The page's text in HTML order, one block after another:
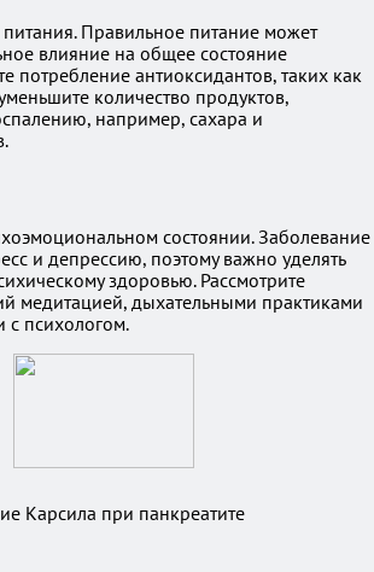
Правильное питание может
влияние на общее состояние
потребление антиоксидантов, таких как
количество продуктов,
например, сахара и
состоянии. Заболевание
и депрессию, поэтому важно уделять
здоровью. Рассмотрите
медитацией, дыхательными практиками
с психологом.
Карсила при панкреатите